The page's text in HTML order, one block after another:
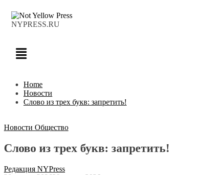
NYPRESS.RU
Home
Новости
Слово из трех букв: запретить!
Новости Общество
Слово из трех букв: запретить!
Редакция NYPress